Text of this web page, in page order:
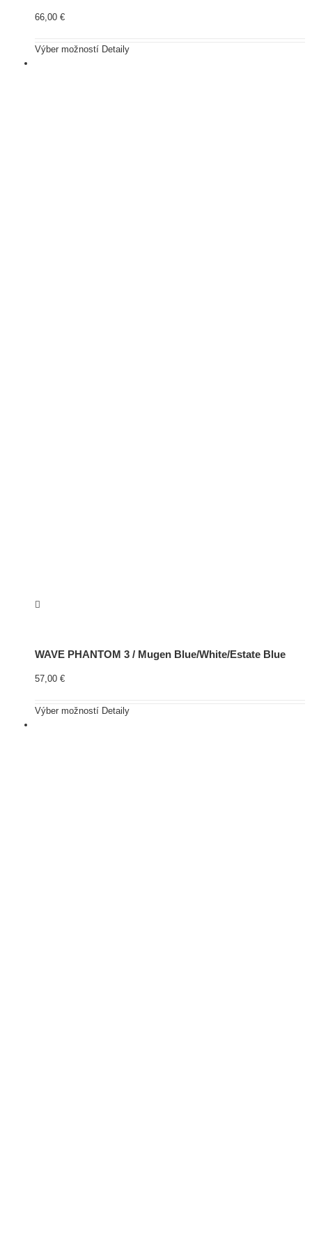
66,00 €
Výber možností Detaily
WAVE PHANTOM 3 / Mugen Blue/White/Estate Blue
57,00 €
Výber možností Detaily